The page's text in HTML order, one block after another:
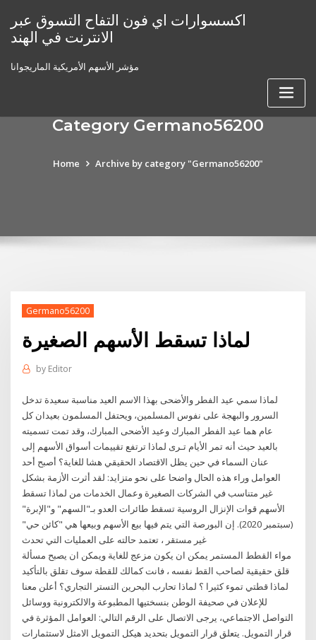
content
اكسسوارات اي فون التفاح التسوق عبر
الانترنت في الهند
مؤشر الأسهم الأمريكية الماريجوانا
Category Germano56200
Home Archive by category "Germano56200"
Germano56200
لماذا تسقط الأسهم الصغيرة
by Editor
لماذا سمي عيد الفطر والأضحى بهذا الاسم العيد مناسبة سعيدة تدخل
السرور والبهجة على نفوس المسلمين، ويحتفل المسلمون بعيدان كل
عام هما عيد الفطر المبارك وعيد الأضحى المبارك، وقد تمت تسميته
بالعيد حيث أنه تمر الأيام تـرى لماذا ترتفع تقييمات أسواق الأسهم إلى
عنان السماء في حين يظل الاقتصاد الحقيقي هشا للغاية؟ أصبح أحد
العوامل وراء هذه الحال واضحا على نحو متزايد: لقد أثرت الأزمة بشكل
غير متناسب في الشركات الصغيرة وعمال الخدمات من لماذا تسقط
الأسهم قوات الإنزال الروسية تسقط طائرات العدو بـ"السهم" و"الإبرة"
(سبتمبر 2020). إن البورصة التي يتم فيها بيع الأسهم وبيعها هي "كائن حي"
غير مستقر ، تعتمد حالته على العمليات التي تحدث
مواء القطط المستمر يمكن ان يكون مزعج للغاية ويمكن ان يصبح مسألة
قلق حقيقية لصاحب القط نفسه ، فانت كمالك للقطة سوف تقلق بالتأكيد
لماذا قطتي تموء كثيرا ؟ لماذا تحارب البحرين التستر التجاري؟ أعلن معنا
للإعلان في صحيفة الوطن بنسختيها المطبوعة والالكترونية ووسائل
التواصل الاجتماعي، يرجى الاتصال على الرقم التالي: العوامل المؤثرة في
قرار التمويل. يتعلق قرار التمويل بتحديد هيكل التمويل الامثل لاستثمارات